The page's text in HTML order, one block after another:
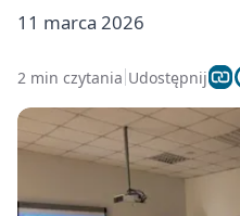
11 marca 2026
2 min czytania Udostępnij